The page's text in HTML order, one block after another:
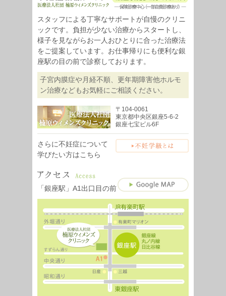
スタッフによる丁寧なサポートが自慢のクリニ
ックです。負担が少ない治療からスタートし、
様子を見ながらお一人おひとりに合った治療法
をご提案しています。お仕事帰りにも便利な銀
座駅の目の前で診察しております。
子宮内膜症や月経不順、更年期障害他ホルモ
ン治療などもお気軽にご相談ください。
〒104-0061
東京都中央区銀座5-6-2
銀座七宝ビル6F
さらに不妊症について
学びたい方はこちら
「銀座駅」A1出口目の前